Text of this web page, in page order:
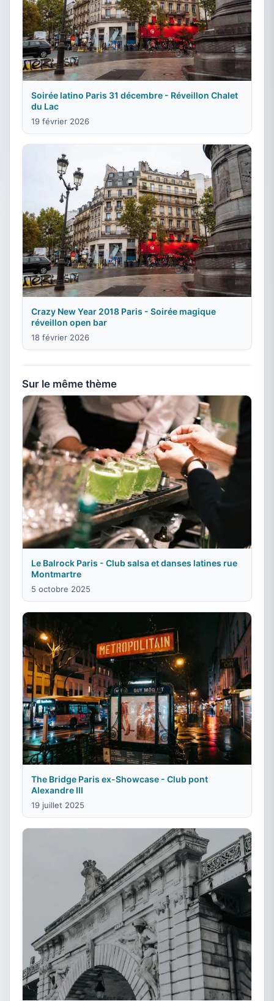
Soirée latino Paris 31 décembre - Réveillon Chalet
du Lac
19 février 2026
Crazy New Year 2018 Paris - Soirée magique
réveillon open bar
18 février 2026
Sur le même thème
Le Balrock Paris - Club salsa et danses latines rue
Montmartre
5 octobre 2025
The Bridge Paris ex-Showcase - Club pont
Alexandre III
19 juillet 2025